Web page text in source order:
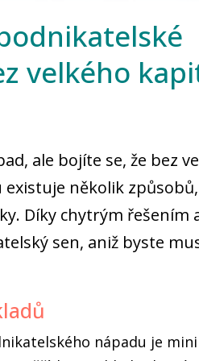
velkého
ale bojíte se, že bez
několik
Díky chytrým řešením
sen, aniž byste
nápadu je